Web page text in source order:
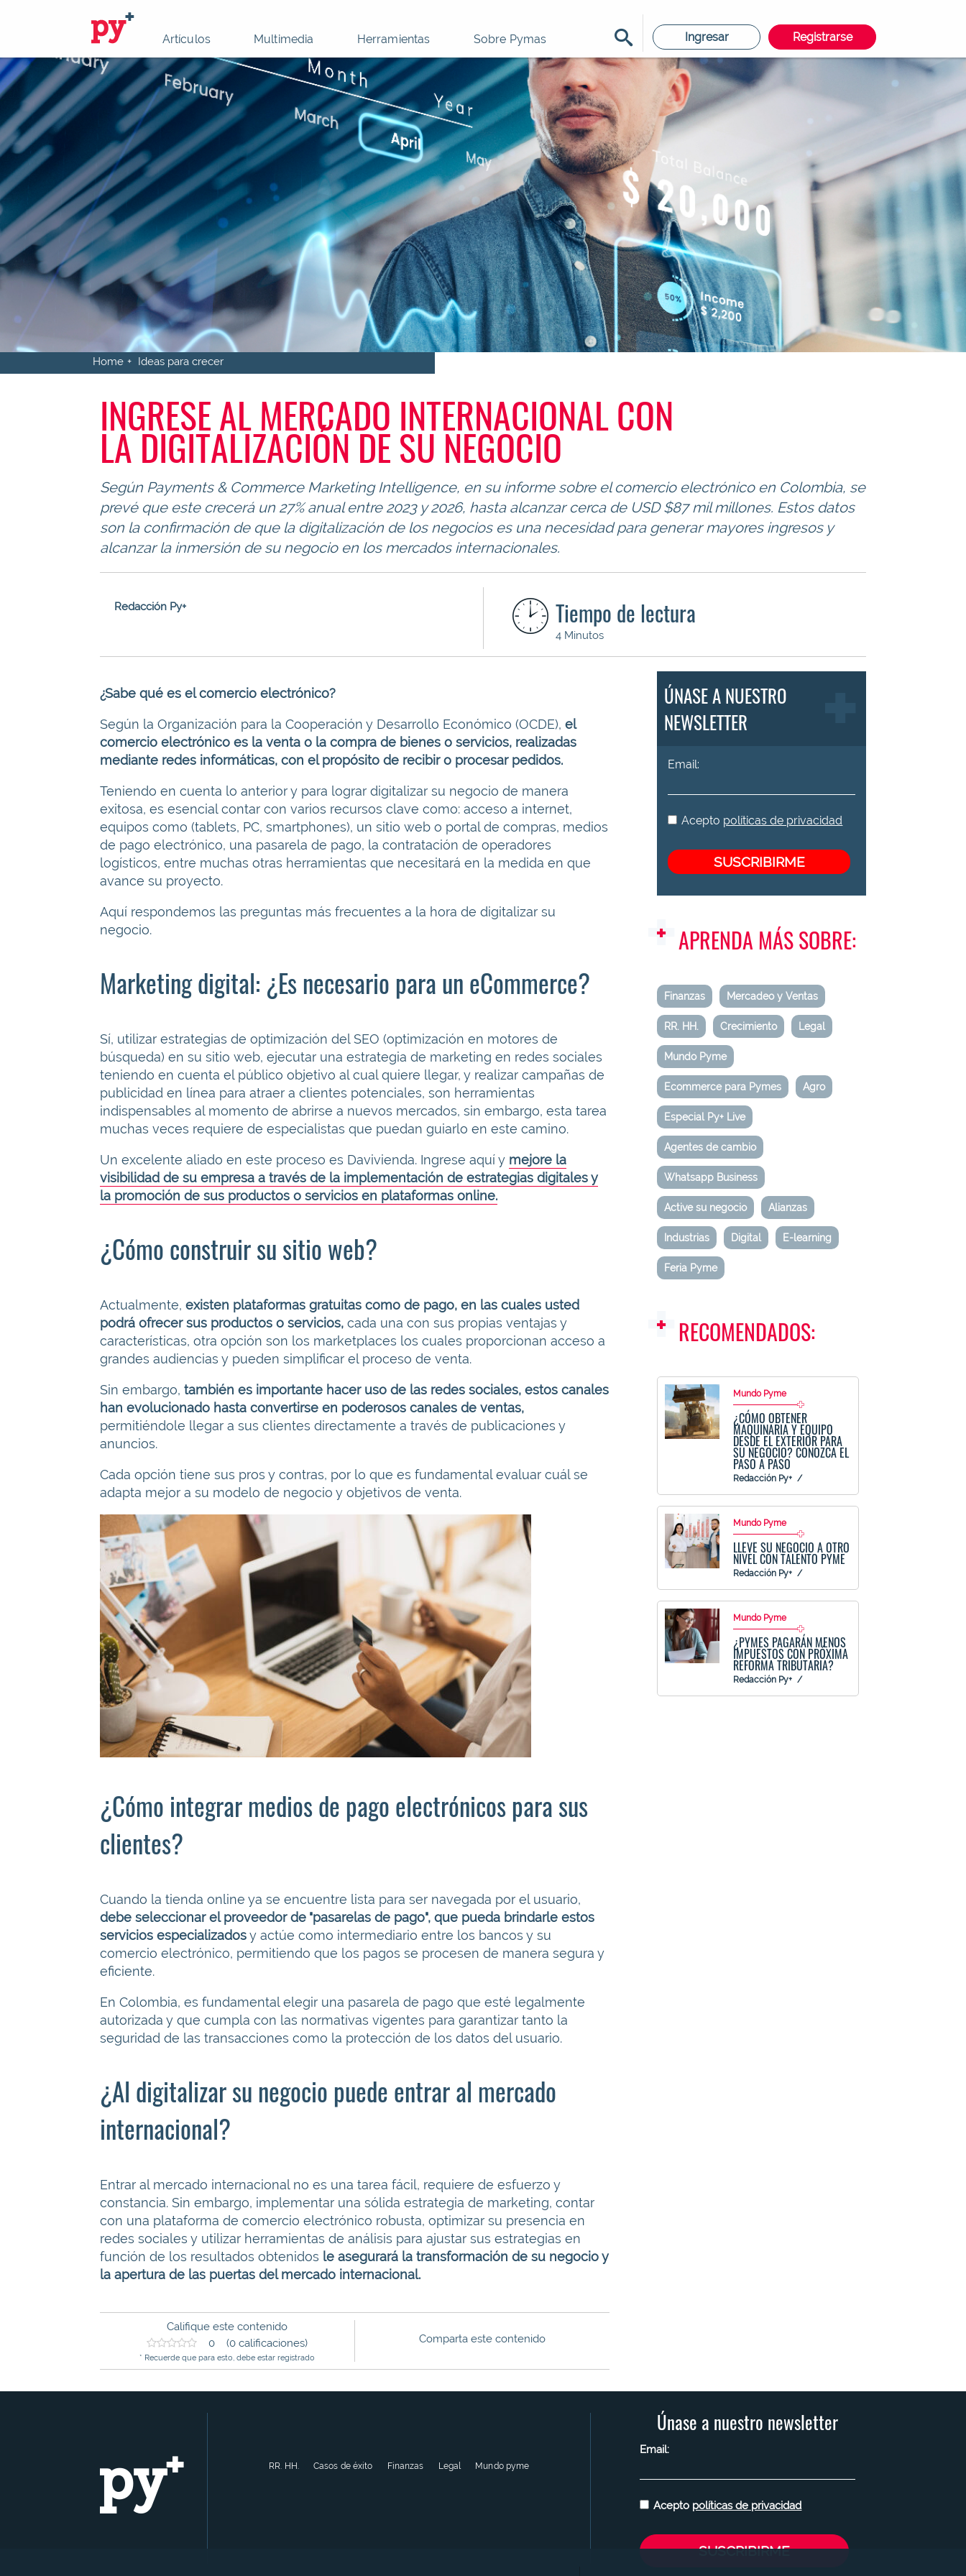
Artículos Multimedia Herramientas Sobre Pymas Ingresar Registrarse
Home Ideas para crecer
INGRESE AL MERCADO INTERNACIONAL CON
LA DIGITALIZACIÓN DE SU NEGOCIO
Según Payments & Commerce Marketing Intelligence, en su informe sobre el comercio electrónico en Colombia, se
prevé que este crecerá un 27% anual entre 2023 y 2026, hasta alcanzar cerca de USD $87 mil millones. Estos datos
son la confirmación de que la digitalización de los negocios es una necesidad para generar mayores ingresos y
alcanzar la inmersión de su negocio en los mercados internacionales.
Redacción Py+ Tiempo de lectura
4 Minutos
¿Sabe qué es el comercio electrónico?
Según la Organización para la Cooperación y Desarrollo Económico (OCDE), el
comercio electrónico es la venta o la compra de bienes o servicios, realizadas
mediante redes informáticas, con el propósito de recibir o procesar pedidos.
Teniendo en cuenta lo anterior y para lograr digitalizar su negocio de manera
exitosa, es esencial contar con varios recursos clave como: acceso a internet,
equipos como (tablets, PC, smartphones), un sitio web o portal de compras, medios
de pago electrónico, una pasarela de pago, la contratación de operadores
logísticos, entre muchas otras herramientas que necesitará en la medida en que
avance su proyecto.
Aquí respondemos las preguntas más frecuentes a la hora de digitalizar su
negocio.
Marketing digital: ¿Es necesario para un eCommerce?
Sí, utilizar estrategias de optimización del SEO (optimización en motores de
búsqueda) en su sitio web, ejecutar una estrategia de marketing en redes sociales
teniendo en cuenta el público objetivo al cual quiere llegar, y realizar campañas de
publicidad en línea para atraer a clientes potenciales, son herramientas
indispensables al momento de abrirse a nuevos mercados, sin embargo, esta tarea
muchas veces requiere de especialistas que puedan guiarlo en este camino.
Un excelente aliado en este proceso es Davivienda. Ingrese aquí y mejore la
visibilidad de su empresa a través de la implementación de estrategias digitales y
la promoción de sus productos o servicios en plataformas online.
¿Cómo construir su sitio web?
Actualmente, existen plataformas gratuitas como de pago, en las cuales usted
podrá ofrecer sus productos o servicios,cada una con sus propias ventajas y
características, otra opción son los marketplaces los cuales proporcionan acceso a
grandes audiencias y pueden simplificar el proceso de venta.
Sin embargo, también es importante hacer uso de las redes sociales, estos canales
han evolucionado hasta convertirse en poderosos canales de ventas,
permitiéndole llegar a sus clientes directamente a través de publicaciones y
anuncios.
Cada opción tiene sus pros y contras, por lo que es fundamental evaluar cuál se
adapta mejor a su modelo de negocio y objetivos de venta.
¿Cómo integrar medios de pago electrónicos para sus
clientes?
Cuando la tienda online ya se encuentre lista para ser navegada por el usuario,
debe seleccionar el proveedor de "pasarelas de pago", que pueda brindarle estos
servicios especializadosy actúe como intermediario entre los bancos y su
comercio electrónico, permitiendo que los pagos se procesen de manera segura y
eficiente.
En Colombia, es fundamental elegir una pasarela de pago que esté legalmente
autorizada y que cumpla con las normativas vigentes para garantizar tanto la
seguridad de las transacciones como la protección de los datos del usuario.
¿Al digitalizar su negocio puede entrar al mercado
internacional?
Entrar al mercado internacional no es una tarea fácil, requiere de esfuerzo y
constancia. Sin embargo, implementar una sólida estrategia de marketing, contar
con una plataforma de comercio electrónico robusta, optimizar su presencia en
redes sociales y utilizar herramientas de análisis para ajustar sus estrategias en
función de los resultados obtenidos le asegurará la transformación de su negocio y
la apertura de las puertas del mercado internacional.
Califique este contenido
0 (0 calificaciones)
* Recuerde que para esto, debe estar registrado
Comparta este contenido
ÚNASE A NUESTRO
NEWSLETTER
Email:
Acepto políticas de privacidad
APRENDA MÁS SOBRE:
Finanzas Mercadeo y Ventas
RR. HH. Crecimiento Legal
Mundo Pyme
Ecommerce para Pymes Agro
Especial Py+ Live
Agentes de cambio
Whatsapp Business
Active su negocio Alianzas
Industrias Digital E-learning
Feria Pyme
RECOMENDADOS:
Mundo Pyme
¿CÓMO OBTENER
MAQUINARIA Y EQUIPO
DESDE EL EXTERIOR PARA
SU NEGOCIO? CONOZCA EL
PASO A PASO
Redacción Py+
Mundo Pyme
LLEVE SU NEGOCIO A OTRO
NIVEL CON TALENTO PYME
Redacción Py+
Mundo Pyme
¿PYMES PAGARÁN MENOS
IMPUESTOS CON PRÓXIMA
REFORMA TRIBUTARIA?
Redacción Py+
RR. HH. Casos de éxito Finanzas Legal Mundo pyme
Únase a nuestro newsletter
Email:
Acepto políticas de privacidad